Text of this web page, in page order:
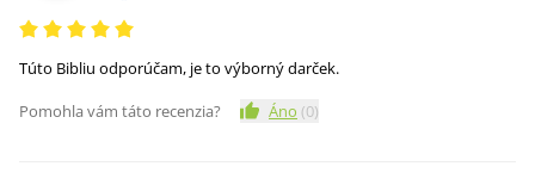
Túto Bibliu odporúčam, je to výborný darček.
Pomohla vám táto recenzia?
Áno (0)